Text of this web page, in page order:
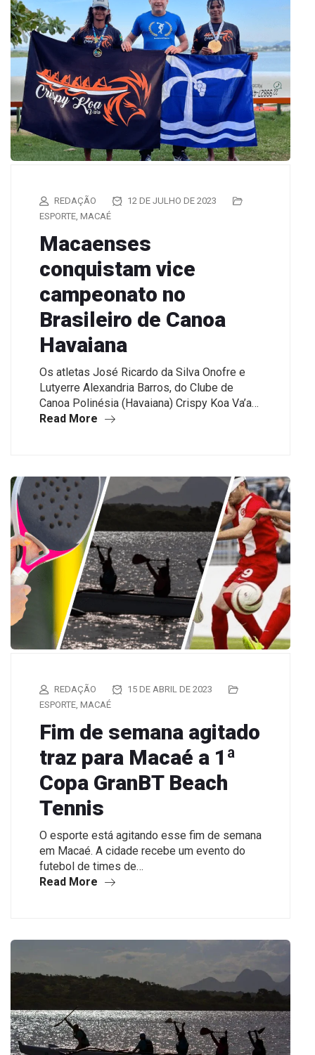
REDAÇÃO
12 DE JULHO DE 2023
ESPORTE MACAÉ
Macaenses
conquistam vice
campeonato no
Brasileiro de Canoa
Havaiana
Os atletas José Ricardo da Silva Onofre e
Lutyerre Alexandria Barros, do Clube de
Canoa Polinésia (Havaiana) Crispy Koa Va’a…
Read More
REDAÇÃO
15 DE ABRIL DE 2023
ESPORTE, MACAÉ
Fim de semana agitado
traz para Macaé a 1ª
Copa GranBT Beach
Tennis
O esporte está agitando esse fim de semana
em Macaé. A cidade recebe um evento do
futebol de times de…
Read More